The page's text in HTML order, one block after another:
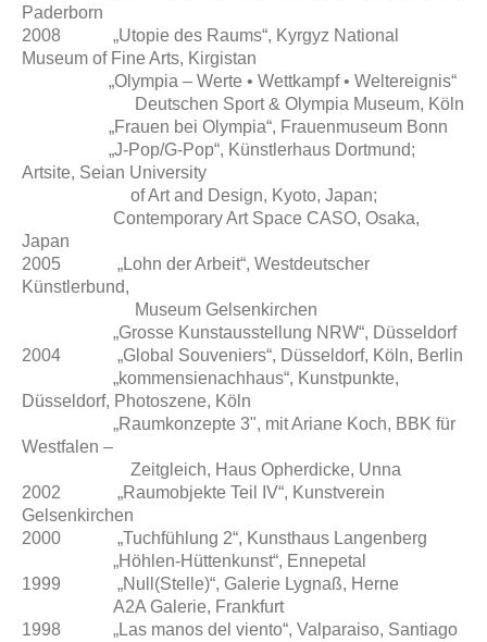
Paderborn
2008 „Utopie des Raums“, Kyrgyz National
Museum of Fine Arts, Kirgistan
„Olympia – Werte • Wettkampf • Weltereignis“
Deutschen Sport & Olympia Museum, Köln
„Frauen bei Olympia“, Frauenmuseum Bonn
„J-Pop/G-Pop“, Künstlerhaus Dortmund;
Artsite, Seian University
of Art and Design, Kyoto, Japan;
Contemporary Art Space CASO, Osaka,
Japan
2005 „Lohn der Arbeit“, Westdeutscher
Künstlerbund,
Museum Gelsenkirchen
„Grosse Kunstausstellung NRW“, Düsseldorf
2004 „Global Souveniers“, Düsseldorf, Köln, Berlin
„kommensienachhaus“, Kunstpunkte,
Düsseldorf, Photoszene, Köln
„Raumkonzepte 3", mit Ariane Koch, BBK für
Westfalen –
Zeitgleich, Haus Opherdicke, Unna
2002 „Raumobjekte Teil IV“, Kunstverein
Gelsenkirchen
2000 „Tuchfühlung 2“, Kunsthaus Langenberg
„Höhlen-Hüttenkunst“, Ennepetal
1999 „Null(Stelle)“, Galerie Lygnaß, Herne
A2A Galerie, Frankfurt
1998 „Las manos del viento“, Valparaiso, Santiago